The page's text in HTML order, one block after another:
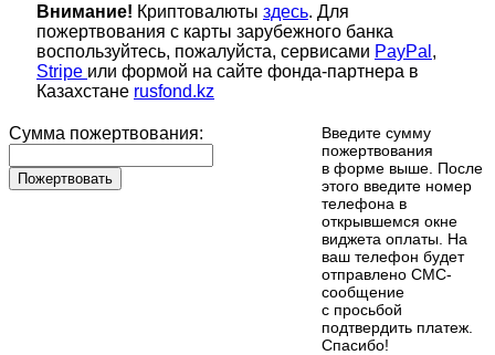
Внимание! Криптовалюты здесь. Для
пожертвования с карты зарубежного банка
воспользуйтесь, пожалуйста, сервисами PayPal ,
Stripe или формой на сайте фонда-партнера в
Казахстане rusfond.kz
Сумма пожертвования:
Пожертвовать
Введите сумму
пожертвования
в форме выше. После
этого введите номер
телефона в
открывшемся окне
виджета оплаты. На
ваш телефон будет
отправлено СМС-
сообщение
с просьбой
подтвердить платеж.
Cпасибо!